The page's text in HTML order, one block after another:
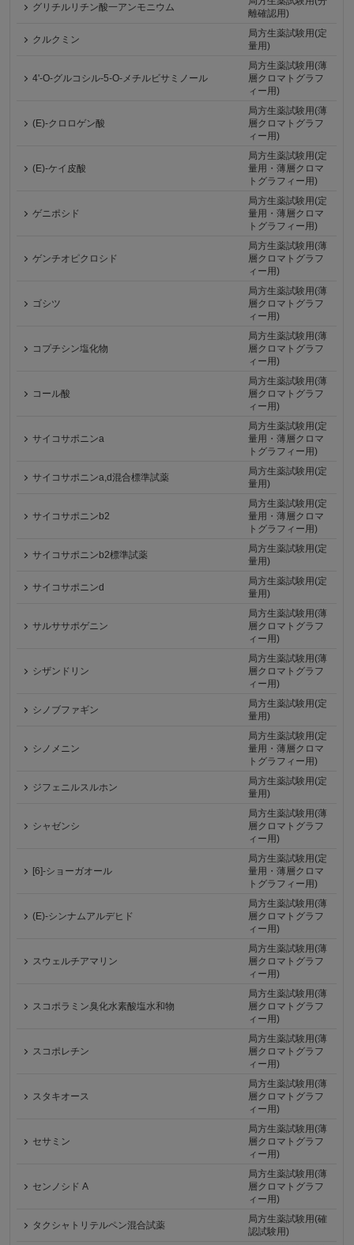
グリチルリチン酸一アンモニウム
離確認用)
クルクミン
局方生薬試験用(定
量用)
4'-O-グルコシル-5-O-メチルビサミノール
局方生薬試験用(薄
層クロマトグラフ
ィー用)
(E)-クロロゲン酸
局方生薬試験用(薄
層クロマトグラフ
ィー用)
(E)-ケイ皮酸
局方生薬試験用(定
量用・薄層クロマ
トグラフィー用)
ゲニポシド
局方生薬試験用(定
量用・薄層クロマ
トグラフィー用)
ゲンチオピクロシド
局方生薬試験用(薄
層クロマトグラフ
ィー用)
ゴシツ
局方生薬試験用(薄
層クロマトグラフ
ィー用)
コプチシン塩化物
局方生薬試験用(薄
層クロマトグラフ
ィー用)
コール酸
局方生薬試験用(薄
層クロマトグラフ
ィー用)
サイコサポニンa
局方生薬試験用(定
量用・薄層クロマ
トグラフィー用)
サイコサポニンa,d混合標準試薬
局方生薬試験用(定
量用)
サイコサポニンb2
局方生薬試験用(定
量用・薄層クロマ
トグラフィー用)
サイコサポニンb2標準試薬
局方生薬試験用(定
量用)
サイコサポニンd
局方生薬試験用(定
量用)
サルササポゲニン
局方生薬試験用(薄
層クロマトグラフ
ィー用)
シザンドリン
局方生薬試験用(薄
層クロマトグラフ
ィー用)
シノブファギン
局方生薬試験用(定
量用)
シノメニン
局方生薬試験用(定
量用・薄層クロマ
トグラフィー用)
ジフェニルスルホン
局方生薬試験用(定
量用)
シャゼンシ
局方生薬試験用(薄
層クロマトグラフ
ィー用)
[6]-ショーガオール
局方生薬試験用(定
量用・薄層クロマ
トグラフィー用)
(E)-シンナムアルデヒド
局方生薬試験用(薄
層クロマトグラフ
ィー用)
スウェルチアマリン
局方生薬試験用(薄
層クロマトグラフ
ィー用)
スコポラミン臭化水素酸塩水和物
局方生薬試験用(薄
層クロマトグラフ
ィー用)
スコポレチン
局方生薬試験用(薄
層クロマトグラフ
ィー用)
スタキオース
局方生薬試験用(薄
層クロマトグラフ
ィー用)
セサミン
局方生薬試験用(薄
層クロマトグラフ
ィー用)
センノシド A
局方生薬試験用(薄
層クロマトグラフ
ィー用)
タクシャトリテルペン混合試薬
局方生薬試験用(確
認試験用)